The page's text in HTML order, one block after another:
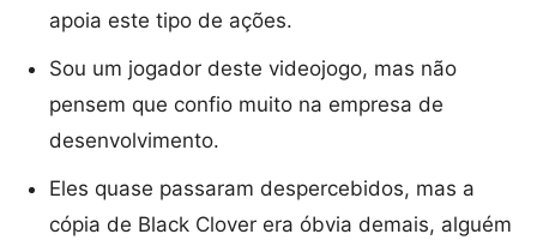
apoia este tipo de ações.
Sou um jogador deste videojogo, mas não
pensem que confio muito na empresa de
desenvolvimento.
Eles quase passaram despercebidos, mas a
cópia de Black Clover era óbvia demais, alguém